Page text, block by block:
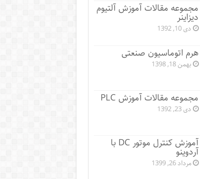
مجموعه مقالات آموزش آلتیوم
دیزاینر
دی 10, 1392
هرم اتوماسیون صنعتی
بهمن 18, 1398
مجموعه مقالات آموزش PLC
دی 23, 1392
آموزش کنترل موتور DC با
آردوینو
مرداد 26, 1399